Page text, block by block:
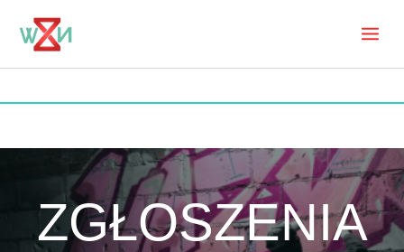
content
ZGŁOSZENIA